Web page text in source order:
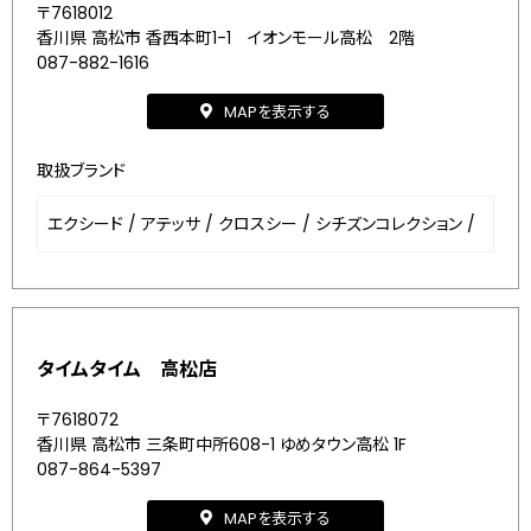
〒7618012
香川県 高松市 香西本町1-1 イオンモール高松 2階
087-882-1616
MAPを表示する
取扱ブランド
エクシード / アテッサ / クロスシー / シチズンコレクション /
タイムタイム 高松店
〒7618072
香川県 高松市 三条町中所608-1 ゆめタウン高松 1F
087-864-5397
MAPを表示する